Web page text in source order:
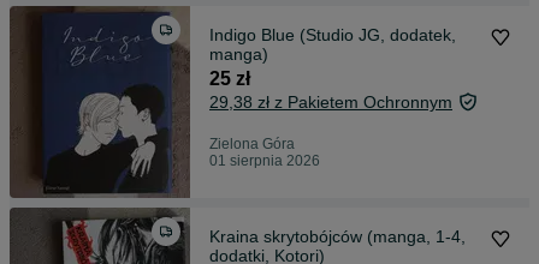
Indigo Blue (Studio JG, dodatek,
manga)
25 zł
29,38 zł z Pakietem Ochronnym
Zielona Góra
01 sierpnia 2026
Kraina skrytobójców (manga, 1-4,
dodatki, Kotori)